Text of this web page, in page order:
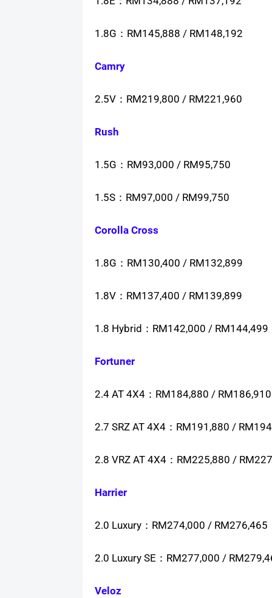
1.8G：RM145,888 / RM148,192
Camry
2.5V：RM219,800 / RM221,960
Rush
1.5G：RM93,000 / RM95,750
1.5S：RM97,000 / RM99,750
Corolla Cross
1.8G：RM130,400 / RM132,899
1.8V：RM137,400 / RM139,899
1.8 Hybrid：RM142,000 / RM144,499
Fortuner
2.4 AT 4X4：RM184,880 / RM186,910
2.7 SRZ AT 4X4：RM191,880 /
2.8 VRZ AT 4X4：RM225,880 /
Harrier
2.0 Luxury：RM274,000 / RM276,465
2.0 Luxury SE：RM277,000 /
Veloz